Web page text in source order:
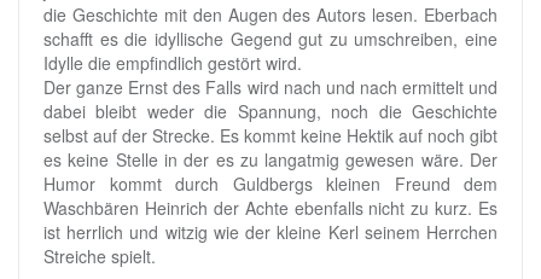
die Geschichte mit den Augen des Autors lesen. Eberbach
schafft es die idyllische Gegend gut zu umschreiben, eine
Idylle die empfindlich gestört wird.
Der ganze Ernst des Falls wird nach und nach ermittelt und
dabei bleibt weder die Spannung, noch die Geschichte
selbst auf der Strecke. Es kommt keine Hektik auf noch gibt
es keine Stelle in der es zu langatmig gewesen wäre. Der
Humor kommt durch Guldbergs kleinen Freund dem
Waschbären Heinrich der Achte ebenfalls nicht zu kurz. Es
ist herrlich und witzig wie der kleine Kerl seinem Herrchen
Streiche spielt.